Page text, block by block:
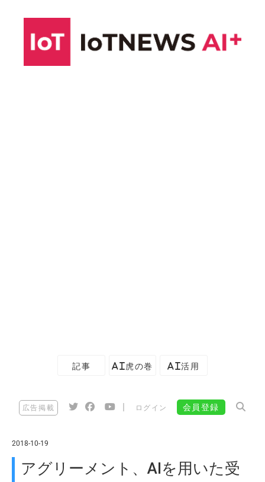
記事 AI虎の巻 AI活用
広告掲載 ログイン 会員登録
2018-10-19
アグリーメント、AIを用いた受